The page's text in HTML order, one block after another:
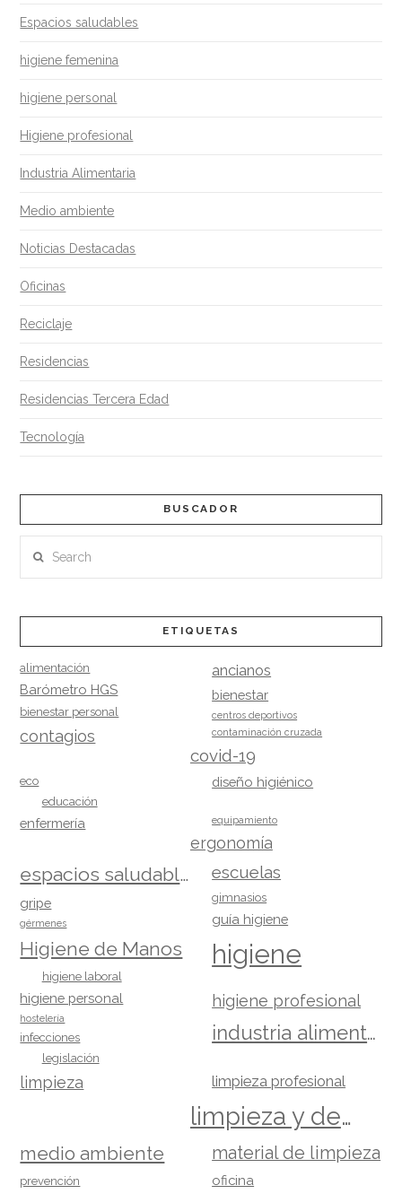
Espacios saludables
higiene femenina
higiene personal
Higiene profesional
Industria Alimentaria
Medio ambiente
Noticias Destacadas
Oficinas
Reciclaje
Residencias
Residencias Tercera Edad
Tecnología
BUSCADOR
ETIQUETAS
alimentación ancianos
Barómetro HGS bienestar
bienestar personal centros deportivos
contagios contaminación cruzada
covid-19
diseño higiénico
eco
educación
enfermería equipamiento
ergonomía
escuelas
espacios saludables
gimnasios
gripe
guía higiene
gérmenes
higiene
Higiene de Manos
higiene laboral
higiene personal higiene profesional
hostelería
industria alimentaria
infecciones
legislación
limpieza limpieza profesional
limpieza y desinfección
material de limpieza
medio ambiente
oficina
prevención